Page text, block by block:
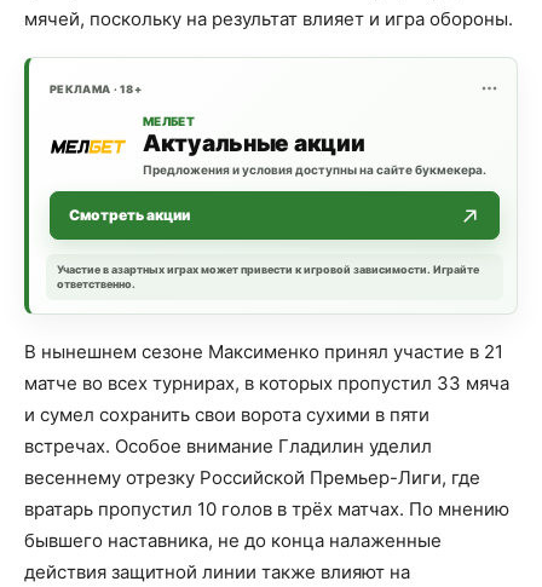
мячей, поскольку на результат влияет и игра обороны.
РЕКЛАМА · 18+
МЕЛБЕТ
Актуальные акции
Предложения и условия доступны на сайте букмекера.
Смотреть акции
Участие в азартных играх может привести к игровой зависимости. Играйте
ответственно.
В нынешнем сезоне Максименко принял участие в 21
матче во всех турнирах, в которых пропустил 33 мяча
и сумел сохранить свои ворота сухими в пяти
встречах. Особое внимание Гладилин уделил
весеннему отрезку Российской Премьер-Лиги, где
вратарь пропустил 10 голов в трёх матчах. По мнению
бывшего наставника, не до конца налаженные
действия защитной линии также влияют на